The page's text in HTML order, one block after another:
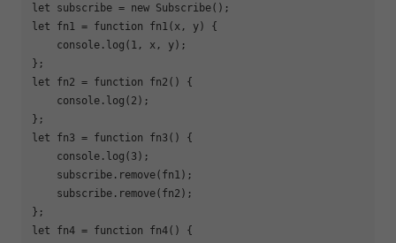
let subscribe = new
let fn1 = function fn1 ( x, y) {
console .log( 1 , x, y);
let fn2 = function fn2 ( ) {
console .log( 2 );
let fn3 = function fn3 ( ) {
console .log( 3 );
    subscribe.remove(fn1);
    subscribe.remove(fn2);
let fn4 = function fn4( ) {